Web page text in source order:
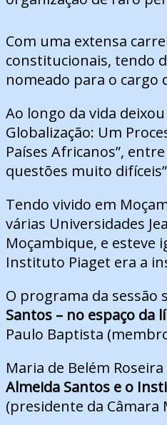
Com uma extensa
constitucionais, tendo
nomeado para o cargo
Ao longo da vida
Globalização: Um
Países Africanos”,
questões muito
Tendo vivido em
várias Universidades
Moçambique, e esteve
Instituto Piaget era a
O programa da sessão
Santos – no espaço da
Paulo Baptista
Maria de Belém
Almeida Santos e o
(presidente da